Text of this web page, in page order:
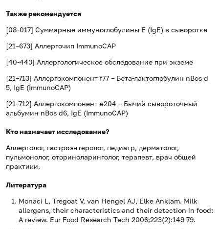
Также рекомендуется
[08-017] Суммарные иммуноглобулины E (IgE) в сыворотке
[21–673] Аллергочип ImmunoCAP
[40-443] Аллергологическое обследование при экземе
[21–713] Аллергокомпонент f77 – Бета-лактоглобулин nBos d
5, IgE (ImmunoCAP)
[21–712] Аллергокомпонент e204 – Бычий сывороточный
альбумин nBos d6, IgE (ImmunoCAP)
Кто назначает исследование?
Аллерголог, гастроэнтеролог, педиатр, дерматолог,
пульмонолог, оториноларинголог, терапевт, врач общей
практики.
Литература
Monaci L, Tregoat V, van Hengel AJ, Elke Anklam. Milk
allergens, their characteristics and their detection in food:
A review. Eur Food Research Tech 2006;223(2):149-79.